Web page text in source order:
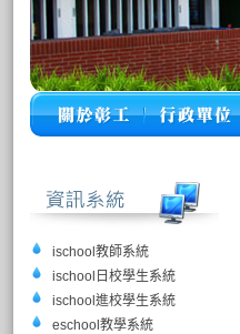
ischool教師系統
ischool日校學生系統
ischool進校學生系統
eschool教學系統